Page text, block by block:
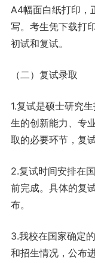
A4幅面白纸打印，
写。考生凭下载打
初试和复试。
（二）复试录取
1.复试是硕士研究
生的创新能力、专
取的必要环节，复
2.复试时间安排在
前完成。具体的复
布。
3.我校在国家确定
和招生情况，公布